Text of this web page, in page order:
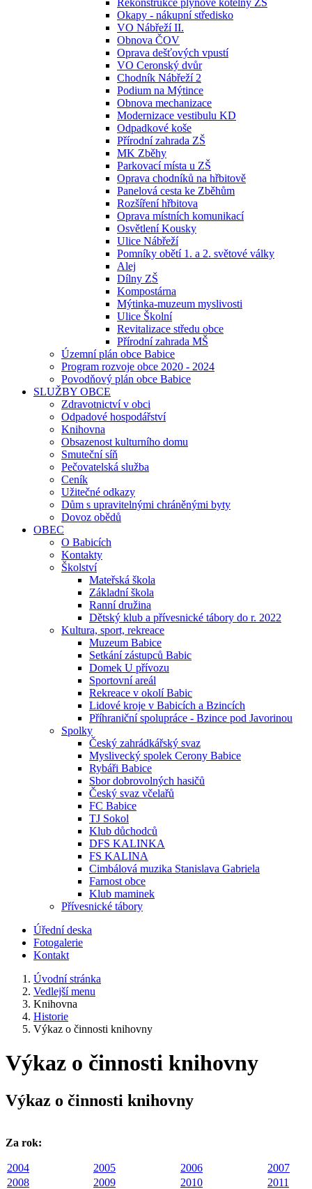
Rekonstrukce plynové kotelny ZŠ
Okapy - nákupní středisko
VO Nábřeží II.
Obnova ČOV
Oprava dešťových vpustí
VO Ceronský dvůr
Chodník Nábřeží 2
Podium na Mýtince
Obnova mechanizace
Modernizace vestibulu KD
Odpadkové koše
Přírodní zahrada ZŠ
MK Zběhy
Parkovací místa u ZŠ
Oprava chodníků na hřbitově
Panelová cesta ke Zběhům
Rozšíření hřbitova
Oprava místních komunikací
Osvětlení Kousky
Ulice Nábřeží
Pomníky obětí 1. a 2. světové války
Alej
Dílny ZŠ
Kompostárna
Mýtinka-muzeum myslivosti
Ulice Školní
Revitalizace středu obce
Přírodní zahrada MŠ
Územní plán obce Babice
Program rozvoje obce 2020 - 2024
Povodňový plán obce Babice
SLUŽBY OBCE
Zdravotnictví v obci
Odpadové hospodářství
Knihovna
Obsazenost kulturního domu
Smuteční síň
Pečovatelská služba
Ceník
Užitečné odkazy
Dům s upravitelnými chráněnými byty
Dovoz obědů
OBEC
O Babicích
Kontakty
Školství
Mateřská škola
Základní škola
Ranní družina
Dětský klub a přívesnické tábory do r. 2022
Kultura, sport, rekreace
Muzeum Babice
Setkání zástupců Babic
Domek U přívozu
Sportovní areál
Rekreace v okolí Babic
Lidové kroje v Babicích a Bzincích
Příhraniční spolupráce - Bzince pod Javorinou
Spolky
Český zahrádkářský svaz
Myslivecký spolek Cerony Babice
Rybáři Babice
Sbor dobrovolných hasičů
Český svaz včelařů
FC Babice
TJ Sokol
Klub důchodců
DFS KALINKA
FS KALINA
Cimbálová muzika Stanislava Gabriela
Farnost obce
Klub maminek
Přívesnické tábory
Úřední deska
Fotogalerie
Kontakt
Úvodní stránka
Vedlejší menu
Knihovna
Historie
Výkaz o činnosti knihovny
Výkaz o činnosti knihovny
Výkaz o činnosti knihovny
Za rok:
2004 2005 2006
2007
2008
2009 2010 2011